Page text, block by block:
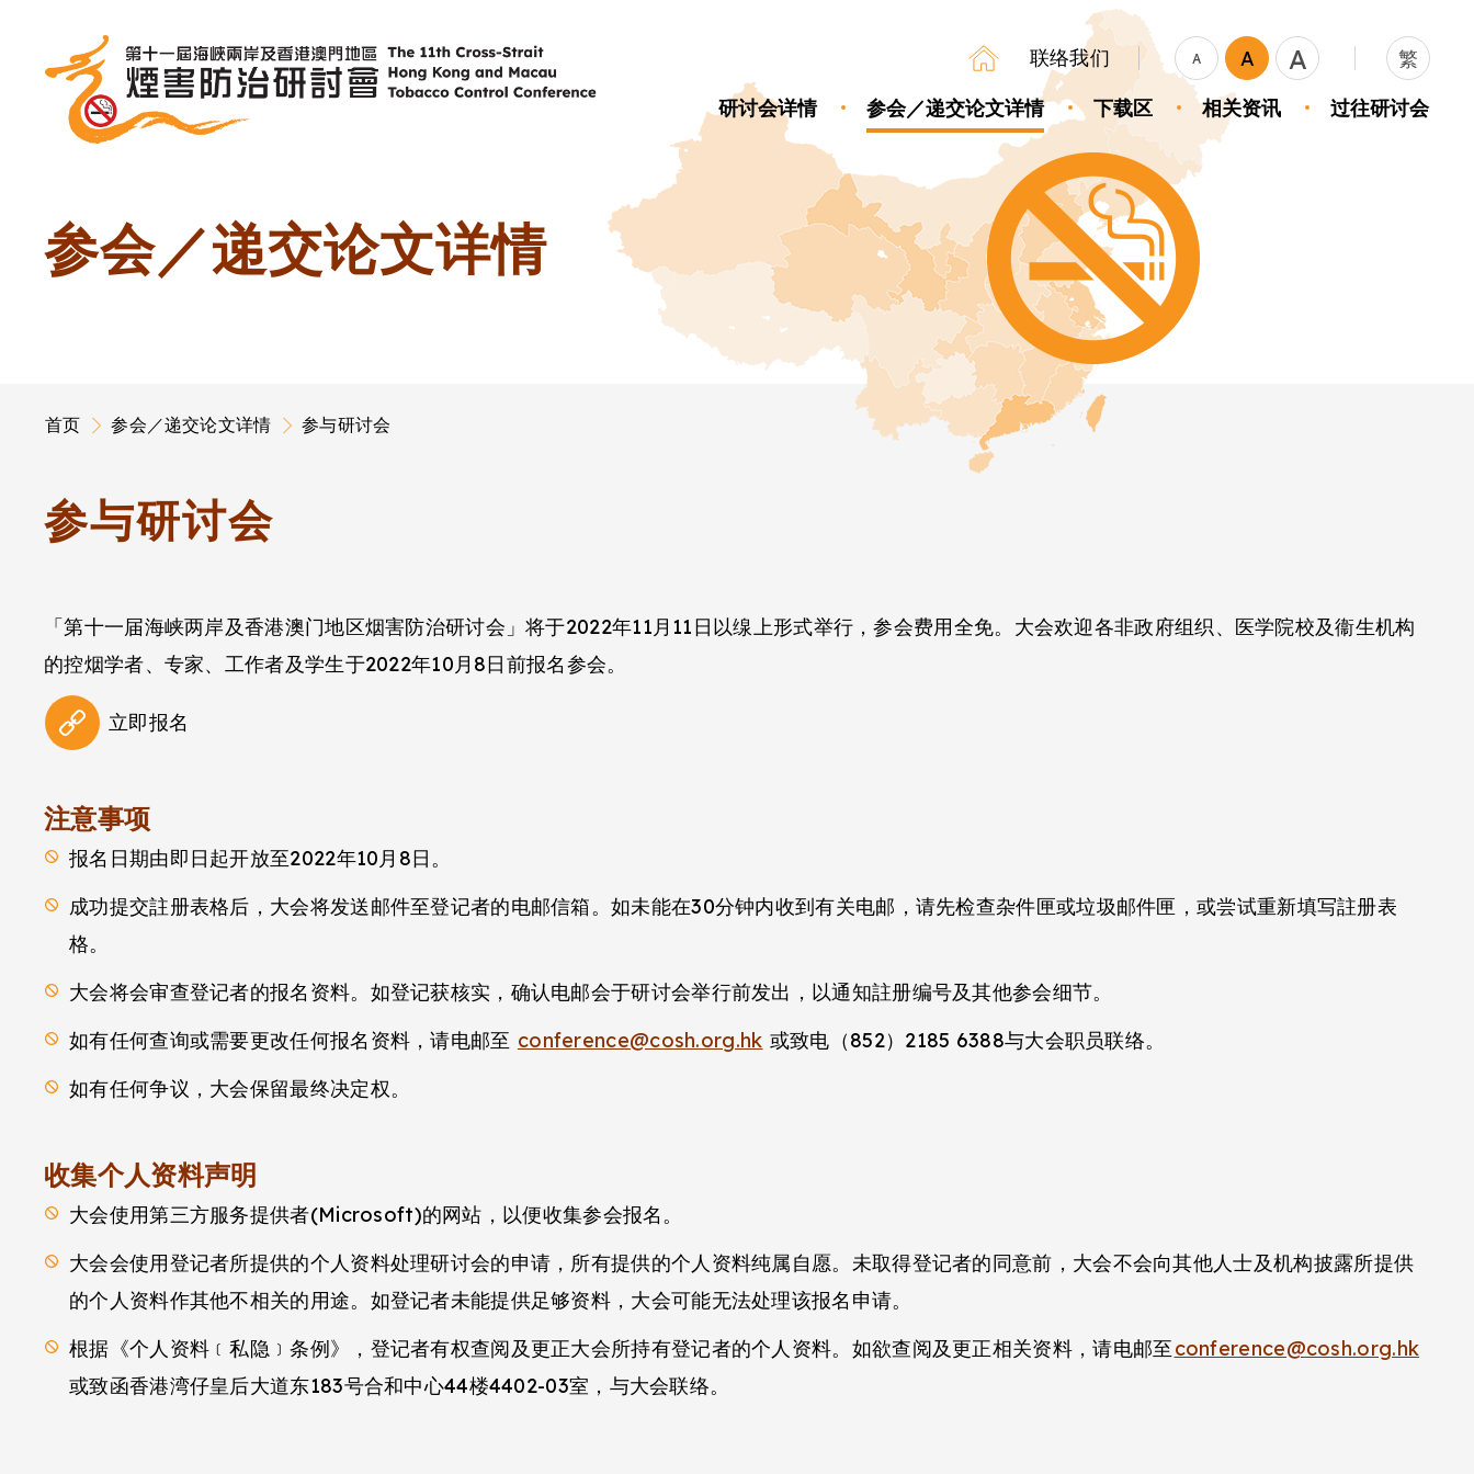
内
容
联络我们 A A A
繁
研讨会详情
参会／递交论文详情 下载区 相关资讯 过往研讨会
参会／递交论文详情
首页 参会／递交论文详情 参与研讨会
参与研讨会
「第十一届海峡两岸及香港澳门地区烟害防治研讨会」将于2022年11月11日以缐上形式举行，参会费用全免。大会欢迎各非政府组织、医学院校及衞生机构
的控烟学者、专家、工作者及学生于2022年10月8日前报名参会。
立即报名
注意事项
报名日期由即日起开放至2022年10月8日。
成功提交註册表格后，大会将发送邮件至登记者的电邮信箱。如未能在30分钟内收到有关电邮，请先检查杂件匣或垃圾邮件匣，或尝试重新填写註册表
格。
大会将会审查登记者的报名资料。如登记获核实，确认电邮会于研讨会举行前发出，以通知註册编号及其他参会细节。
如有任何查询或需要更改任何报名资料，请电邮至 conference@cosh.org.hk 或致电（852）2185 6388与大会职员联络。
如有任何争议，大会保留最终决定权。
收集个人资料声明
大会使用第三方服务提供者(Microsoft)的网站，以便收集参会报名。
大会会使用登记者所提供的个人资料处理研讨会的申请，所有提供的个人资料纯属自愿。未取得登记者的同意前，大会不会向其他人士及机构披露所提供
的个人资料作其他不相关的用途。如登记者未能提供足够资料，大会可能无法处理该报名申请。
根据《个人资料﹝私隐﹞条例》，登记者有权查阅及更正大会所持有登记者的个人资料。如欲查阅及更正相关资料，请电邮至conference@cosh.org.hk
或致函香港湾仔皇后大道东183号合和中心44楼4402-03室，与大会联络。